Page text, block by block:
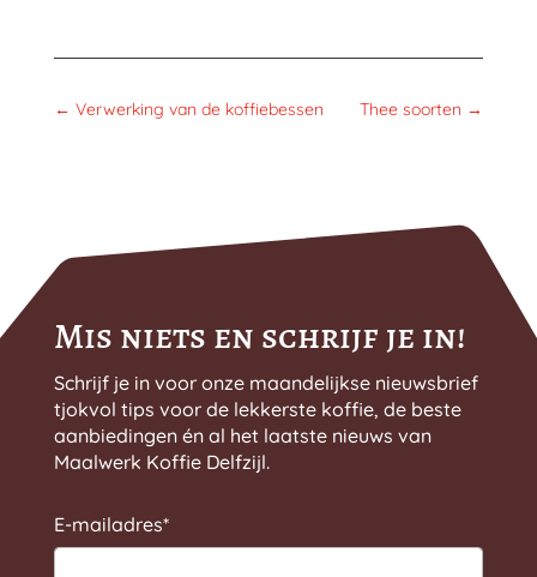
← Verwerking van de koffiebessen Thee soorten →
Mis niets en schrijf je in!
Schrijf je in voor onze maandelijkse nieuwsbrief
tjokvol tips voor de lekkerste koffie, de beste
aanbiedingen én al het laatste nieuws van
Maalwerk Koffie Delfzijl.
E-mailadres*